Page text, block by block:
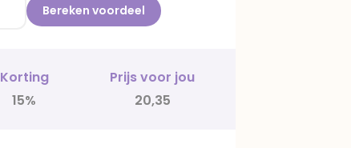
Bereken voordeel
Korting
Prijs voor jou
15% 20,35